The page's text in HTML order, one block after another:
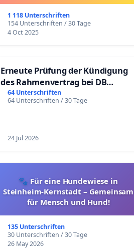
1 118 Unterschriften
154 Unterschriften / 30 Tage
4 Oct 2025
Erneute Prüfung der Kündigung
des Rahmenvertrag bei DB
Fahrwegdienste Gmbh
64 Unterschriften
64 Unterschriften / 30 Tage
24 Jul 2026
🐾 Für eine Hundewiese in
Steinheim-Kernstadt – Gemeinsam
für Mensch und Hund!
135 Unterschriften
30 Unterschriften / 30 Tage
26 May 2026